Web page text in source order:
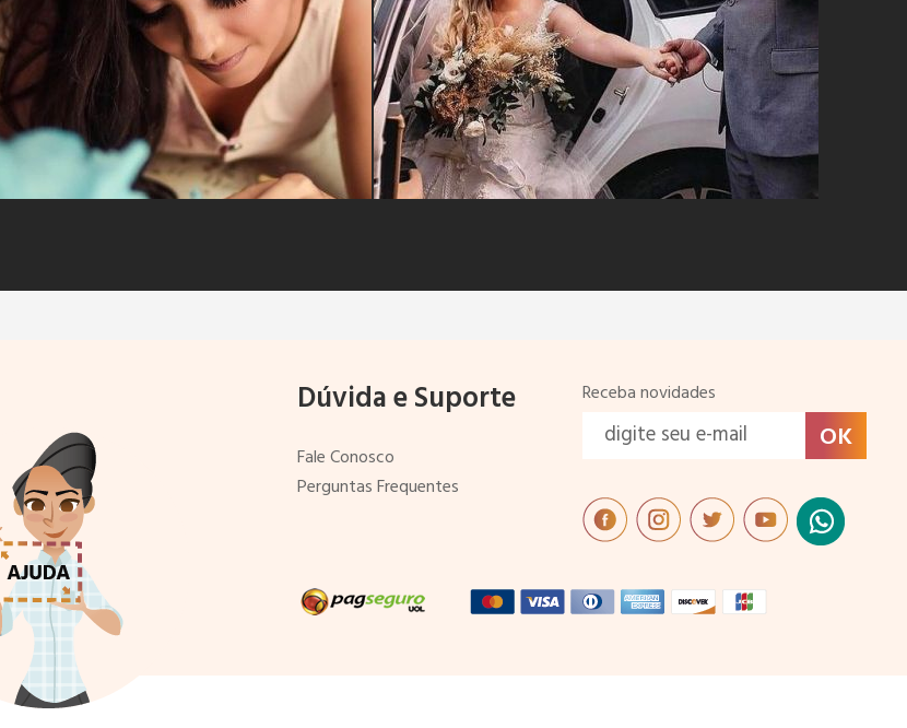
Dúvida e Suporte
Fale Conosco
Perguntas Frequentes
Receba novidades